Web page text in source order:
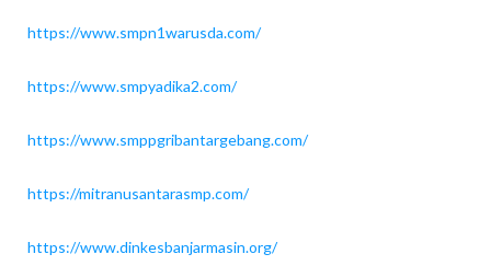
https://www.smpn1warusda.com/
https://www.smpyadika2.com/
https://www.smppgribantargebang.com/
https://mitranusantarasmp.com/
https://www.dinkesbanjarmasin.org/